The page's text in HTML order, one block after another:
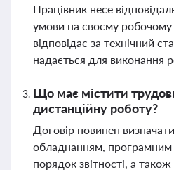
Працівник несе
умови на своєму робочому
відповідає за технічний
надається для виконання
Що має містити
дистанційну роботу?
Договір повинен
обладнанням, програмним
порядок звітності, а